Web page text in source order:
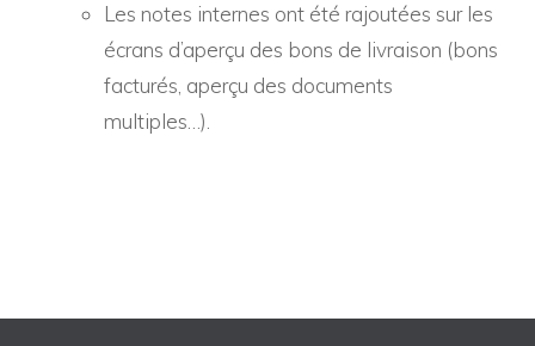
Les notes internes ont été rajoutées sur les
écrans d’aperçu des bons de livraison (bons
facturés, aperçu des documents
multiples…).